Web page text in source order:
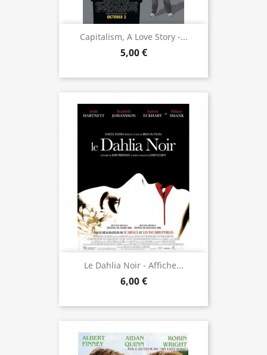
Capitalism, A Love Story -...
5,00 €
Le Dahlia Noir - Affiche...
6,00 €